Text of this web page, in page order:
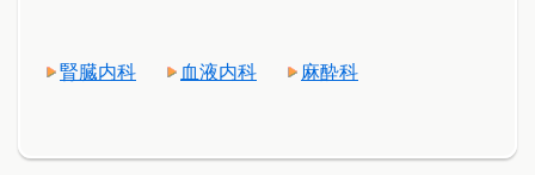
腎臓内科 血液内科 麻酔科